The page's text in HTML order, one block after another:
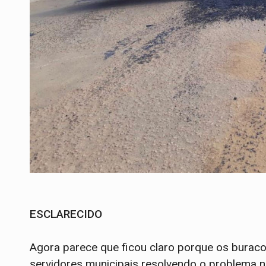
ESCLARECIDO
Agora parece que ficou claro porque os